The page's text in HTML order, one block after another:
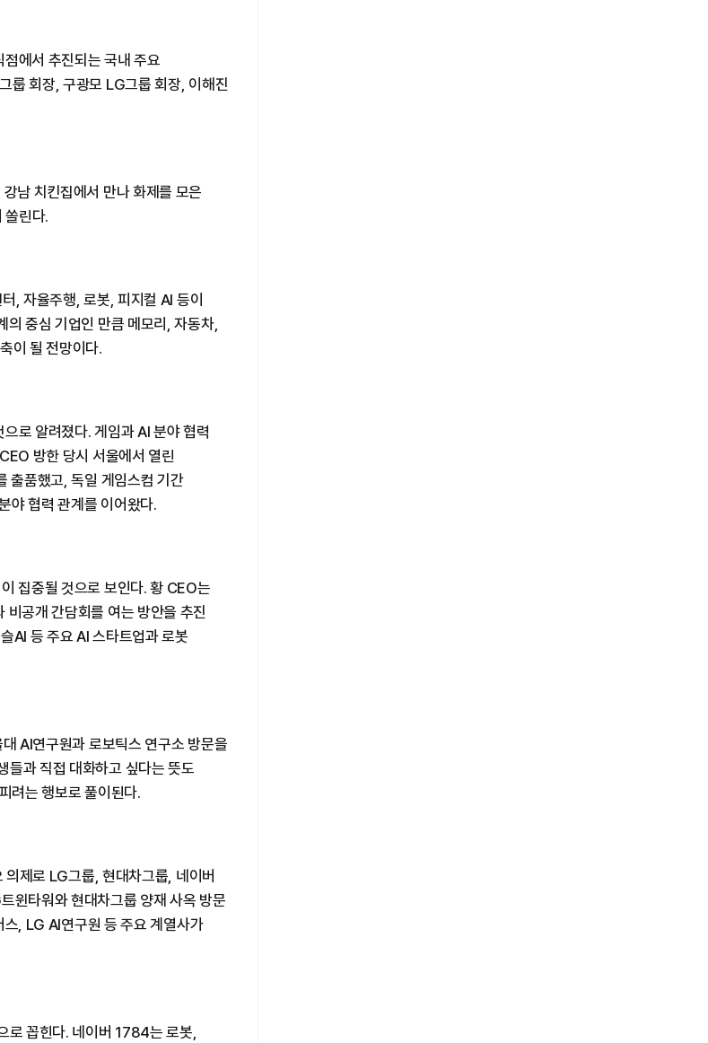
에서 추진되는 국내 주요
룹 회장, 구광모 LG그룹 회장, 이해진
남 치킨집에서 만나 화제를 모은
쏠린다.
, 자율주행, 로봇, 피지컬 AI 등이
의 중심 기업인 만큼 메모리, 자동차,
이 될 전망이다.
로 알려졌다. 게임과 AI 분야 협력
방한 당시 서울에서 열린
출품했고, 독일 게임스컴 기간
야 협력 관계를 이어왔다.
집중될 것으로 보인다. 황 CEO는
비공개 간담회를 여는 방안을 추진
AI 등 주요 AI 스타트업과 로봇
AI연구원과 로보틱스 연구소 방문을
들과 직접 대화하고 싶다는 뜻도
려는 행보로 풀이된다.
제로 LG그룹, 현대차그룹, 네이버
윈타워와 현대차그룹 양재 사옥 방문
, LG AI연구원 등 주요 계열사가
로 꼽힌다. 네이버 1784는 로봇,